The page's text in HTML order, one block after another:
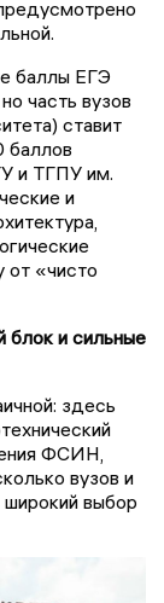
баллы ЕГЭ
часть вузов
ставит
баллов
и ТГПУ им.
и
от «чисто
блок и сильные
здесь
ФСИН,
вузов и
выбор